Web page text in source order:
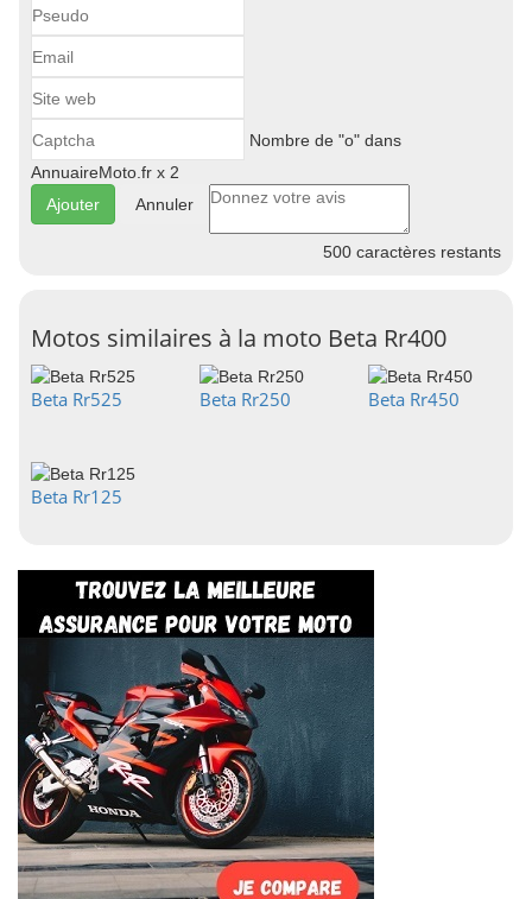
Nombre de "o" dans
AnnuaireMoto.fr x 2
Annuler
500 caractères restants
Motos similaires à la moto Beta Rr400
Beta Rr525 Beta Rr250 Beta Rr450
Beta Rr125